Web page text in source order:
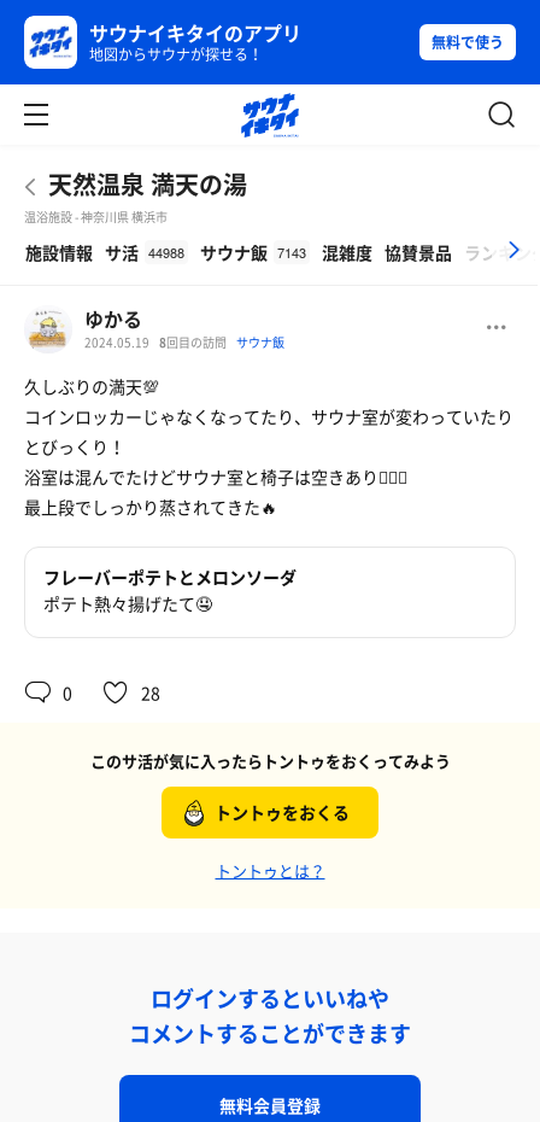
サウナイキタイのアプリ
地図からサウナが探せる！
無料で使う
天然温泉 満天の湯
温浴施設 - 神奈川県 横浜市
施設情報 サ活 44988 サウナ飯 7143 混雑度 協賛景品 ランキン
ゆかる
2024.05.19 8回目の訪問 サウナ飯
久しぶりの満天💯
コインロッカーじゃなくなってたり、サウナ室が変わっていたり
とびっくり！
浴室は混んでたけどサウナ室と椅子は空きあり🙆🏻‍♀️
最上段でしっかり蒸されてきた🔥
フレーバーポテトとメロンソーダ
ポテト熱々揚げたて🤤
0 28
このサ活が気に入ったらトントゥをおくってみよう
トントゥをおくる
トントゥとは？
ログインするといいねや
コメントすることができます
無料会員登録